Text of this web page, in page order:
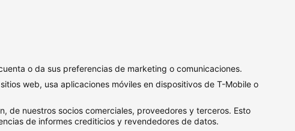
o da sus preferencias de marketing o comunicaciones.
web, usa aplicaciones móviles en dispositivos de T-Mobile o
de nuestros socios comerciales, proveedores y terceros. Esto
de informes crediticios y revendedores de datos.